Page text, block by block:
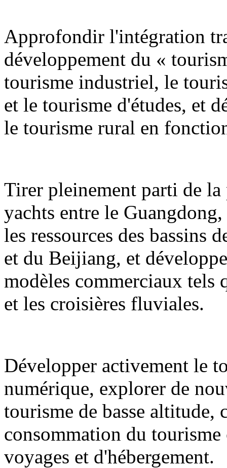
Approfondir l'intégration
développement du «
tourisme industriel, le
et le tourisme d'études, et
le tourisme rural en
Tirer pleinement parti de
yachts entre le
les ressources des bassins
et du Beijiang, et
modèles commerciaux tels
et les croisières fluviales.
Développer activement le
numérique, explorer de
tourisme de basse altitude,
consommation du
voyages et d'hébergement.